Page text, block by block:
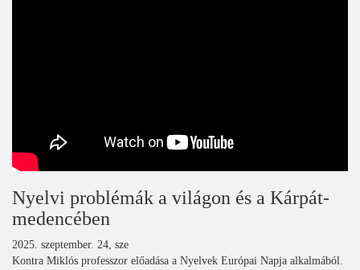
Nyelvi problémák a világon és a Kárpát-
medencében
2025. szeptember. 24, sze
Kontra Miklós professzor előadása a Nyelvek Európai Napja alkalmából.